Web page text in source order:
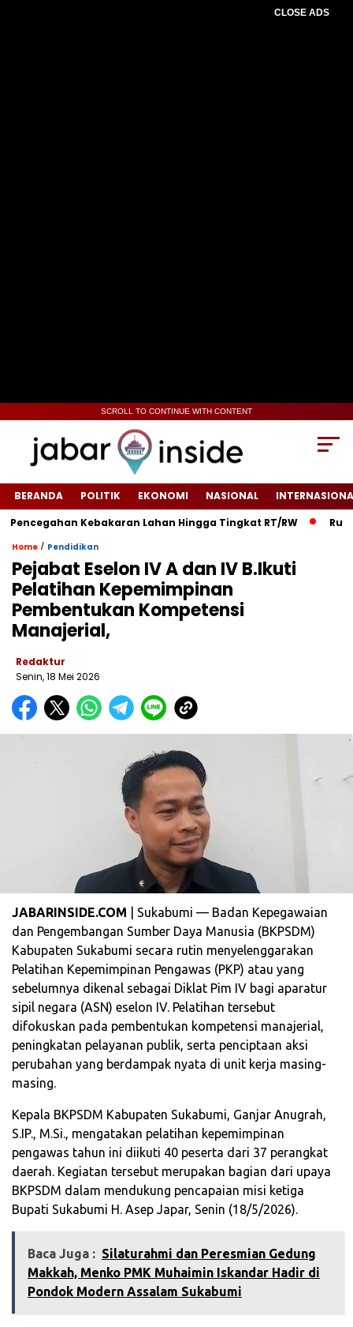
CLOSE ADS
SCROLL TO CONTINUE WITH CONTENT
BERANDA POLITIK EKONOMI NASIONAL
Kebakaran Lahan Hingga Tingkat RT/RW‎
‎Rumah
Home / Pendidikan
Pejabat Eselon IV A dan IV B.Ikuti
Pelatihan Kepemimpinan
Pembentukan Kompetensi
Manajerial,
Redaktur
Senin, 18 Mei 2026
JABARINSIDE.COM | Sukabumi — Badan Kepegawaian
dan Pengembangan Sumber Daya Manusia (BKPSDM)
Kabupaten Sukabumi secara rutin menyelenggarakan
Pelatihan Kepemimpinan Pengawas (PKP) atau yang
sebelumnya dikenal sebagai Diklat Pim IV bagi aparatur
sipil negara (ASN) eselon IV. Pelatihan tersebut
difokuskan pada pembentukan kompetensi manajerial,
peningkatan pelayanan publik, serta penciptaan aksi
perubahan yang berdampak nyata di unit kerja masing-
masing.
Kepala BKPSDM Kabupaten Sukabumi, Ganjar Anugrah,
S.IP., M.Si., mengatakan pelatihan kepemimpinan
pengawas tahun ini diikuti 40 peserta dari 37 perangkat
daerah. Kegiatan tersebut merupakan bagian dari upaya
BKPSDM dalam mendukung pencapaian misi ketiga
Bupati Sukabumi H. Asep Japar, Senin (18/5/2026).
Baca Juga : Silaturahmi dan Peresmian Gedung
Makkah, Menko PMK Muhaimin Iskandar Hadir di
Pondok Modern Assalam Sukabumi